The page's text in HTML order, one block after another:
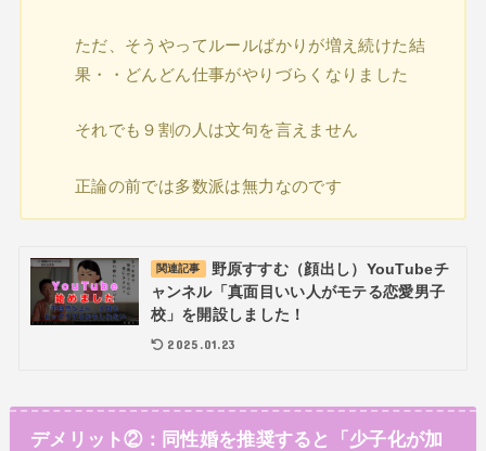
ただ、そうやってルールばかりが増え続けた結
果・・どんどん仕事がやりづらくなりました
それでも９割の人は文句を言えません
正論の前では多数派は無力なのです
関連記事
野原すすむ（顔出し）YouTubeチ
ャンネル「真面目いい人がモテる恋愛男子
校」を開設しました！
2025.01.23
デメリット②：同性婚を推奨すると「少子化が加